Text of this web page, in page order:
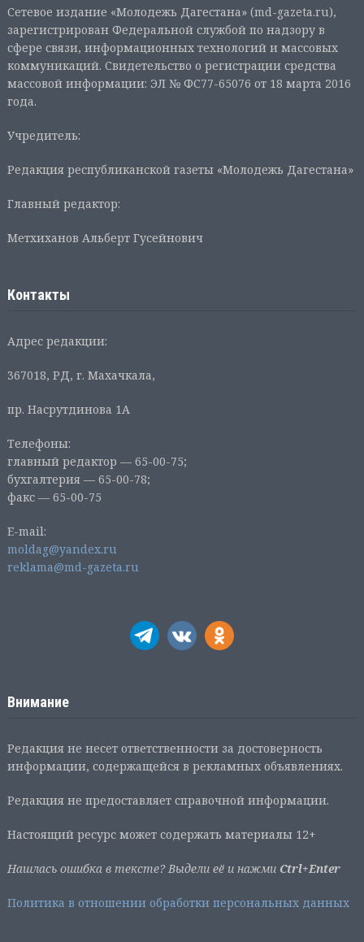
Сетевое издание «Молодежь Дагестана» (md-gazeta.ru),
зарегистрирован Федеральной службой по надзору в
сфере связи, информационных технологий и массовых
коммуникаций. Свидетельство о регистрации средства
массовой информации: ЭЛ № ФС77-65076 от 18 марта 2016
года.
Учредитель:
Редакция республиканской газеты «Молодежь Дагестана»
Главный редактор:
Метхиханов Альберт Гусейнович
Контакты
Адрес редакции:
367018, РД, г. Махачкала,
пр. Насрутдинова 1А
Телефоны:
главный редактор — 65-00-75;
бухгалтерия — 65-00-78;
факс — 65-00-75
E-mail:
moldag@yandex.ru
reklama@md-gazeta.ru
Внимание
Редакция не несет ответственности за достоверность
информации, содержащейся в рекламных объявлениях.
Редакция не предоставляет справочной информации.
Настоящий ресурс может содержать материалы 12+
Нашлась ошибка в тексте? Выдели её и нажми Ctrl+Enter
Политика в отношении обработки персональных данных